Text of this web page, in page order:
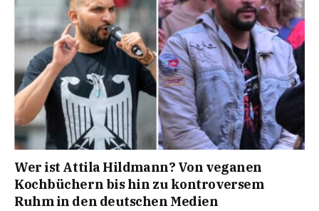
Wer ist Attila Hildmann? Von veganen
Kochbüchern bis hin zu kontroversem
Ruhm in den deutschen Medien